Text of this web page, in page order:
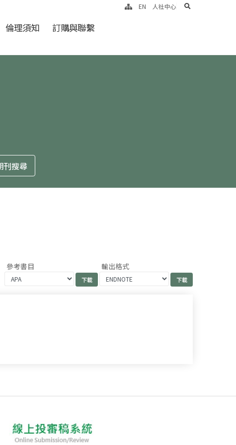
倫理須知 訂購與聯繫
EN 人社中心 search
參考書目 輸出格式